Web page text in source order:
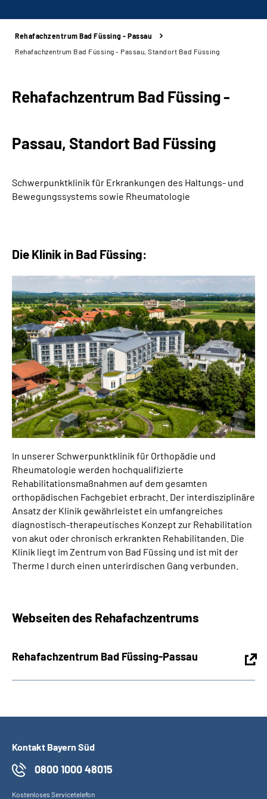
Rehaverbund
Mein Kundenportal
Rehafachzentrum Bad Füssing - Passau
Rehafachzentrum Bad Füssing - Passau, Standort Bad Füssing
Rehafachzentrum Bad Füssing -
Passau, Standort Bad Füssing
Schwerpunktklinik für Erkrankungen des Haltungs- und
Bewegungssystems sowie Rheumatologie
Die Klinik in Bad Füssing:
In unserer Schwerpunktklinik für Orthopädie und
Rheumatologie werden hochqualifizierte
Rehabilitationsmaßnahmen auf dem gesamten
orthopädischen Fachgebiet erbracht. Der interdisziplinäre
Ansatz der Klinik gewährleistet ein umfangreiches
diagnostisch-therapeutisches Konzept zur Rehabilitation
von akut oder chronisch erkrankten Rehabilitanden. Die
Klinik liegt im Zentrum von Bad Füssing und ist mit der
Therme I durch einen unterirdischen Gang verbunden.
Webseiten des Rehafachzentrums
Rehafachzentrum Bad Füssing-Passau
Kontakt Bayern Süd
0800 1000 48015
Kostenloses Servicetelefon